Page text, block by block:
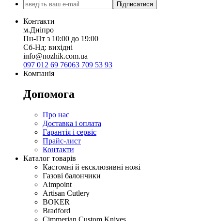
Підписатися
Контакти
м.Дніпро
Пн-Пт з 10:00 до 19:00
Сб-Нд: вихідні
info@nozhik.com.ua
097 012 69 76063 709 53 93
Компанія
Допомога
Про нас
Доставка і оплата
Гарантія і сервіс
Прайс-лист
Контакти
Каталог товарів
Кастомні й ексклюзивні ножі
Газові балончики
Aimpoint
Artisan Cutlery
BOKER
Bradford
Cimmerian Custom Knives